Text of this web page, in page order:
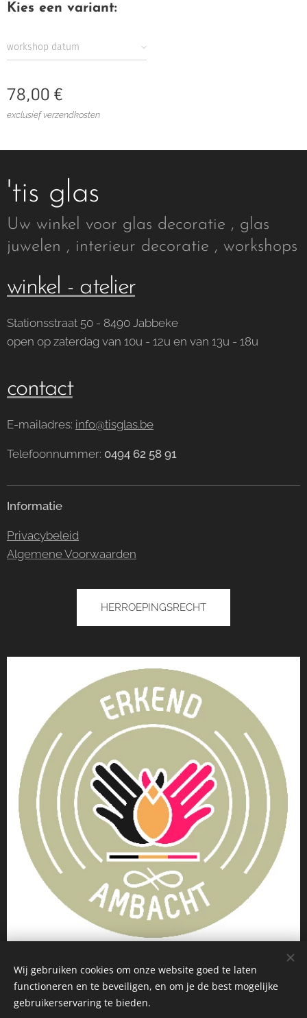
Kies een variant:
workshop datum
78,00 €
exclusief verzendkosten
'tis glas
Uw winkel voor glas decoratie , glas
juwelen , interieur decoratie , workshops
winkel - atelier
Stationsstraat 50 - 8490 Jabbeke
open op zaterdag van 10u - 12u en van 13u - 18u
contact
E-mailadres: info@tisglas.be
Telefoonnummer: 0494 62 58 91
Informatie
Privacybeleid
Algemene Voorwaarden
HERROEPINGSRECHT
Cookies
Wij gebruiken cookies om onze website goed te laten
functioneren en te beveiligen, en om je de best mogelijke
gebruikerservaring te bieden.